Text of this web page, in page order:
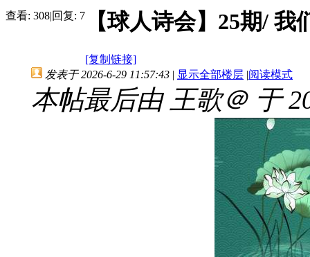
查看: 308|回复: 7 【球人诗会】25期/
[复制链接]
发表于 2026-6-29 11:57:43 | 显示全部楼层 |阅读模式
本帖最后由 王歌＠ 于